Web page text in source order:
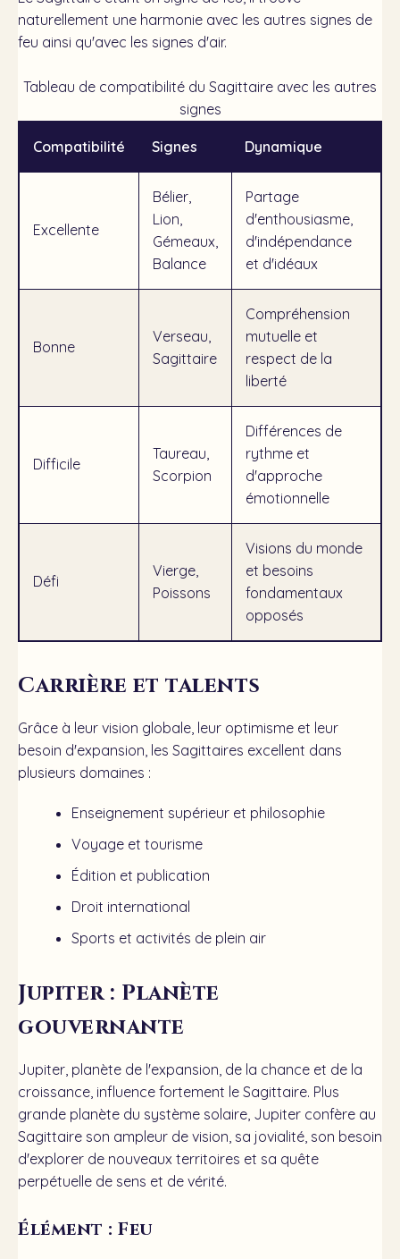
naturellement une harmonie avec les autres signes de
feu ainsi qu'avec les signes d'air.
Tableau de compatibilité du Sagittaire avec les autres
signes
Compatibilité Signes Dynamique
Excellente
Bélier,
Lion,
Gémeaux,
Balance
Partage
d'enthousiasme,
d'indépendance
et d'idéaux
Bonne
Verseau,
Sagittaire
Compréhension
mutuelle et
respect de la
liberté
Difficile
Taureau,
Scorpion
Différences de
rythme et
d'approche
émotionnelle
Défi
Vierge,
Poissons
Visions du monde
et besoins
fondamentaux
opposés
Carrière et talents
Grâce à leur vision globale, leur optimisme et leur
besoin d'expansion, les Sagittaires excellent dans
plusieurs domaines :
Enseignement supérieur et philosophie
Voyage et tourisme
Édition et publication
Droit international
Sports et activités de plein air
Jupiter : Planète
gouvernante
Jupiter, planète de l'expansion, de la chance et de la
croissance, influence fortement le Sagittaire. Plus
grande planète du système solaire, Jupiter confère au
Sagittaire son ampleur de vision, sa jovialité, son besoin
d'explorer de nouveaux territoires et sa quête
perpétuelle de sens et de vérité.
Élément : Feu